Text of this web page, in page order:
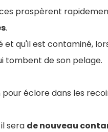
prospèrent
.
qu'il est contaminé,
tombent de son pelage.
éclore dans les
sera de nouveau